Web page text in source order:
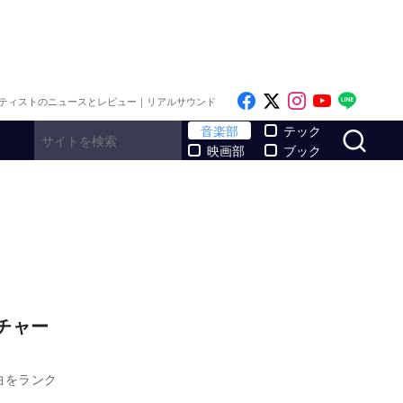
ィストのニュースとレビュー｜リアルサウンド Like on Facebook
Follow on x
Follow on
Follow
音楽部
映画部
テック
ブック
ャー
ランク